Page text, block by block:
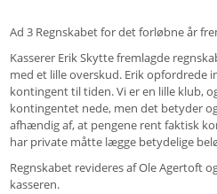
Ad 3 Regnskabet for det forløbne år
Kasserer Erik Skytte fremlagde
med et lille overskud. Erik opfordrede
kontingent til tiden. Vi er en lille klub,
kontingentet nede, men det betyder
afhændig af, at pengene rent faktisk
har private måtte lægge betydelige
Regnskabet revideres af Ole Agertoft
kasseren.